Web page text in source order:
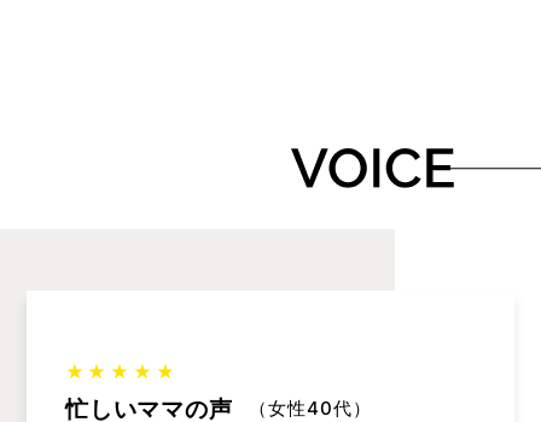
★★★★★
忙しいママの声 （女性40代）